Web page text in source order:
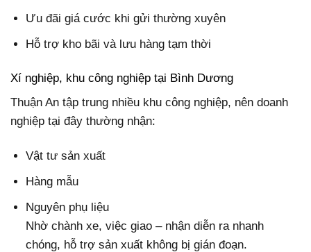
Ưu đãi giá cước khi gửi thường xuyên
Hỗ trợ kho bãi và lưu hàng tạm thời
Xí nghiệp, khu công nghiệp tại Bình Dương
Thuận An tập trung nhiều khu công nghiệp, nên doanh
nghiệp tại đây thường nhận:
Vật tư sản xuất
Hàng mẫu
Nguyên phụ liệu
Nhờ chành xe, việc giao – nhận diễn ra nhanh
chóng, hỗ trợ sản xuất không bị gián đoạn.